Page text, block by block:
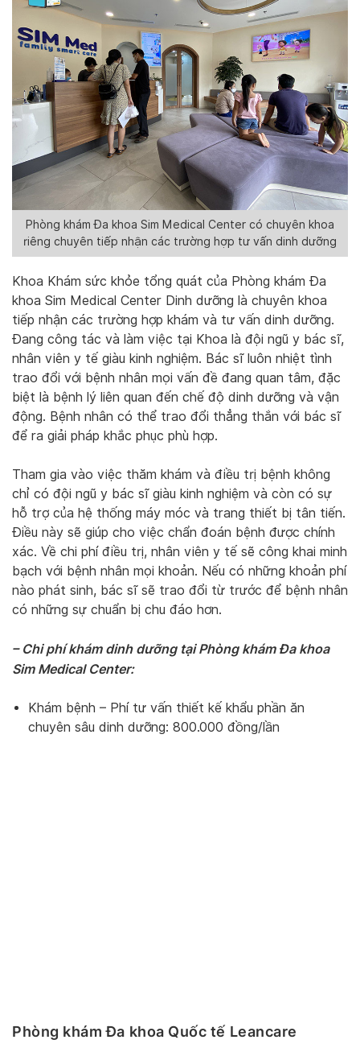
Phòng khám Đa khoa Sim Medical Center có chuyên khoa
riêng chuyên tiếp nhận các trường hợp tư vấn dinh dưỡng
Khoa Khám sức khỏe tổng quát của Phòng khám Đa
khoa Sim Medical Center Dinh dưỡng là chuyên khoa
tiếp nhận các trường hợp khám và tư vấn dinh dưỡng.
Đang công tác và làm việc tại Khoa là đội ngũ y bác sĩ,
nhân viên y tế giàu kinh nghiệm. Bác sĩ luôn nhiệt tình
trao đổi với bệnh nhân mọi vấn đề đang quan tâm, đặc
biệt là bệnh lý liên quan đến chế độ dinh dưỡng và vận
động. Bệnh nhân có thể trao đổi thẳng thắn với bác sĩ
để ra giải pháp khắc phục phù hợp.
Tham gia vào việc thăm khám và điều trị bệnh không
chỉ có đội ngũ y bác sĩ giàu kinh nghiệm và còn có sự
hỗ trợ của hệ thống máy móc và trang thiết bị tân tiến.
Điều này sẽ giúp cho việc chẩn đoán bệnh được chính
xác. Về chi phí điều trị, nhân viên y tế sẽ công khai minh
bạch với bệnh nhân mọi khoản. Nếu có những khoản phí
nào phát sinh, bác sĩ sẽ trao đổi từ trước để bệnh nhân
có những sự chuẩn bị chu đáo hơn.
– Chi phí khám dinh dưỡng tại Phòng khám Đa khoa
Sim Medical Center:
Khám bệnh – Phí tư vấn thiết kế khẩu phần ăn
chuyên sâu dinh dưỡng: 800.000 đồng/lần
Phòng khám Đa khoa Quốc tế Leancare